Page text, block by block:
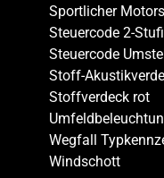
Sportlicher
Steuercode 2-
Steuercode
Stoff-
Stoffverdeck rot
Wegfall
Windschott